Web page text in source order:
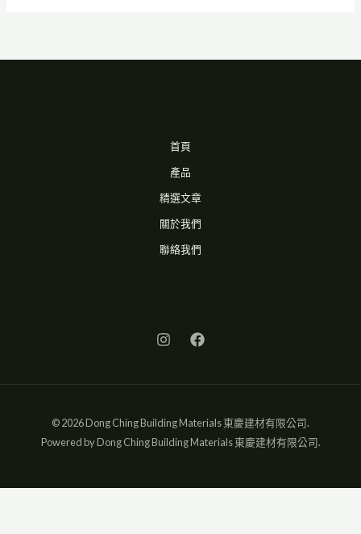
首頁
產品
精選文章
關於我們
聯絡我們
© 2026 Dong Ching Building Materials 東慶建材有限公司.
Powered by Dong Ching Building Materials 東慶建材有限公司.